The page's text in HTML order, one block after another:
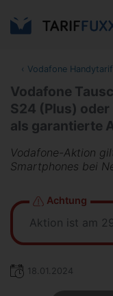
‹ Vodafone
Vodafone
S24 (Plus)
als garantierte
Vodafone-Aktion
Smartphones bei
Achtung
Aktion ist am
18.01.2024